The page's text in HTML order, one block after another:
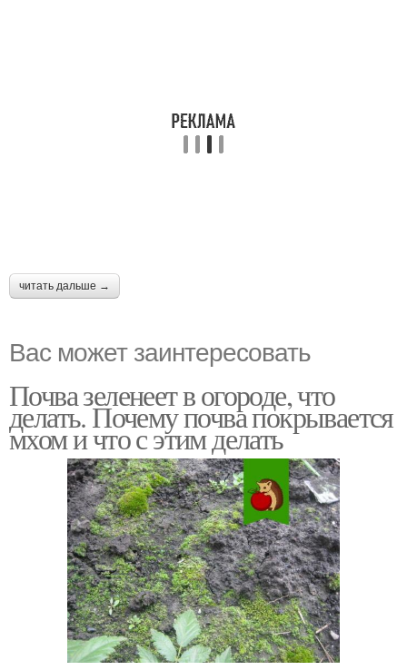
читать дальше →
Вас может заинтересовать
Почва зеленеет в огороде, что
делать. Почему почва покрывается
мхом и что с этим делать